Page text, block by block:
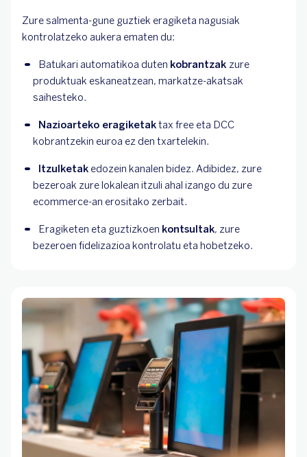
Zure salmenta-gune guztiek eragiketa nagusiak
kontrolatzeko aukera ematen du:
Batukari automatikoa duten kobrantzak zure
produktuak eskaneatzean, markatze-akatsak
saihesteko.
Nazioarteko eragiketak tax free eta DCC
kobrantzekin euroa ez den txartelekin.
Itzulketak edozein kanalen bidez. Adibidez, zure
bezeroak zure lokalean itzuli ahal izango du zure
ecommerce-an erositako zerbait.
Eragiketen eta guztizkoen kontsultak, zure
bezeroen fidelizazioa kontrolatu eta hobetzeko.